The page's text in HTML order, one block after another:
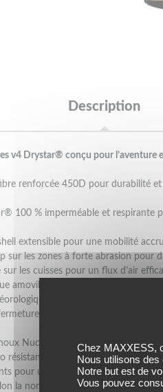
Description
v4 Drystar® conçu pour l’aventure
renforcée 450D pour durabilité
100 % imperméable et respirante
extensible pour une mobilité
sur les zones à forte abrasion pour
les cuisses pour un flux d’air
amovible (100g cuisses, 60g
éclair de connexion veste-
Nucleon Flex Plus CE Niveau 1,
résistantes à l’eau pour rangement
pour une meilleure visibilité dans
la norme CE-Catégorie II
Chez MAXXESS,
Nous utilisons
Notre but est de
Vous pouvez